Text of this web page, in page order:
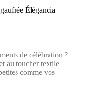
Élégancia
de célébration ?
au toucher textile
comme vos